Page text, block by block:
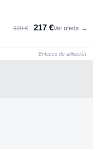
320 € 217 €Ver oferta →
Enlaces de afiliación